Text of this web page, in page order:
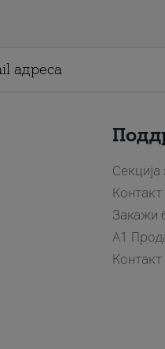
Закажи
A1